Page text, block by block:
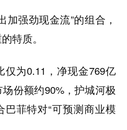
加强劲现金流”的组合，
特质。
为0.11，净现金769亿
份额约90%，护城河极
巴菲特对“可预测商业模